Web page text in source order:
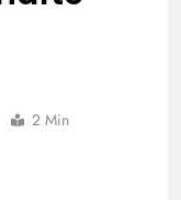
/
erforderlich
Polizei
Michael S.
a.d. Fulda
2 Min